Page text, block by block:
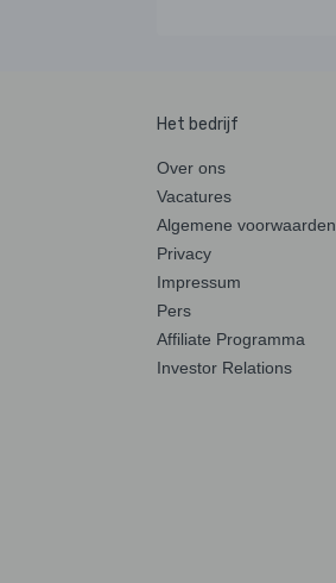
Het bedrijf
Over ons
Vacatures
Algemene voorwaarden
Privacy
Impressum
Pers
Affiliate Programma
Investor Relations